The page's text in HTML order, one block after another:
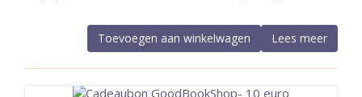
Lees meer
Toevoegen aan winkelwagen